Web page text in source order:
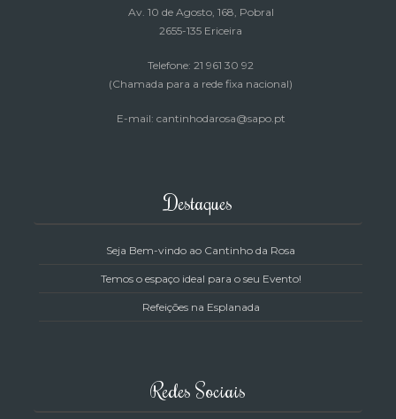
Av. 10 de Agosto, 168, Pobral
2655-135 Ericeira
Telefone: 21 961 30 92
(Chamada para a rede fixa nacional)
E-mail: cantinhodarosa@sapo.pt
Destaques
Seja Bem-vindo ao Cantinho da Rosa
Temos o espaço ideal para o seu Evento!
Refeições na Esplanada
Redes Sociais